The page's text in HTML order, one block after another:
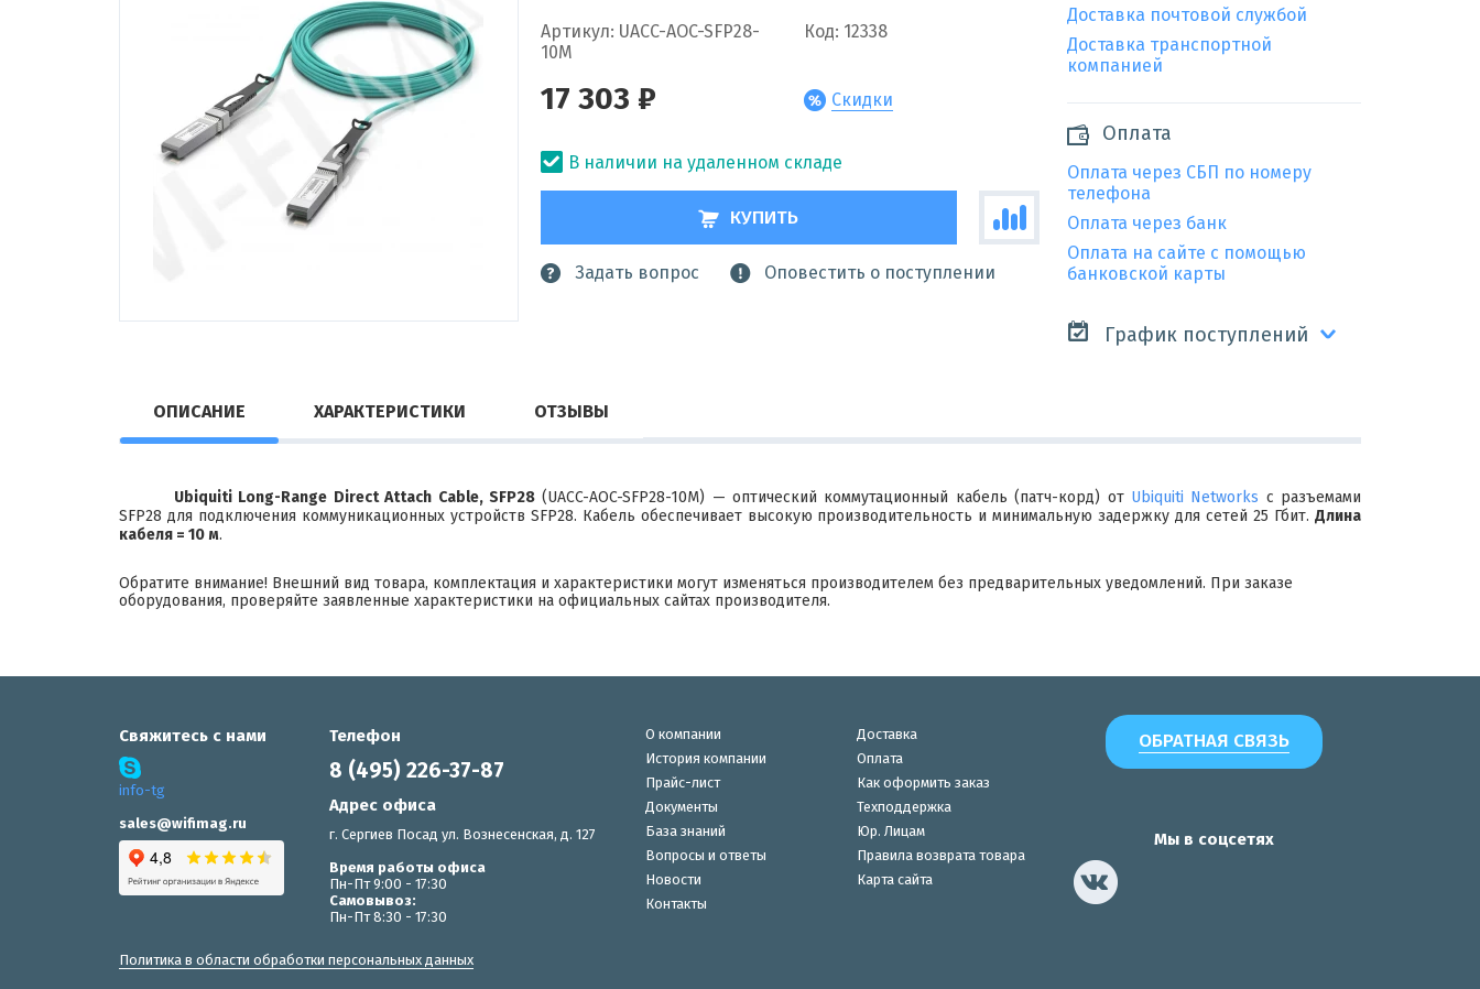
Артикул: UACC-AOC-SFP28-
10M
Код: 12338
17 303 ₽ Скидки
В наличии на удаленном складе
КУПИТЬ
Задать вопрос Оповестить о поступлении
Доставка почтовой службой
Доставка транспортной
компанией
Оплата
Оплата через СБП по номеру
телефона
Оплата через банк
Оплата на сайте с помощью
банковской карты
График поступлений
ОПИСАНИЕ ХАРАКТЕРИСТИКИ ОТЗЫВЫ
Ubiquiti Long-Range Direct Attach Cable, SFP28(UACC-AOC-SFP28-10M) — оптический коммутационный кабель (патч-корд) от Ubiquiti Networks с разъемами
SFP28 для подключения коммуникационных устройств SFP28. Кабель обеспечивает высокую производительность и минимальную задержку для сетей 25 Гбит. Длина
кабеля = 10 м.
Обратите внимание! Внешний вид товара, комплектация и характеристики могут изменяться производителем без предварительных уведомлений. При заказе
оборудования, проверяйте заявленные характеристики на официальных сайтах производителя.
Свяжитесь с нами
info-tg
sales@wifimag.ru
Телефон
8 (495) 226-37-87
Адрес офиса
г. Сергиев Посад ул. Вознесенская, д. 127
Время работы офиса
Пн-Пт 9:00 - 17:30
Самовывоз:
Пн-Пт 8:30 - 17:30
О компании
История компании
Прайс-лист
Документы
База знаний
Вопросы и ответы
Новости
Контакты
Доставка
Оплата
Как оформить заказ
Техподдержка
Юр. Лицам
Правила возврата товара
Карта сайта
ОБРАТНАЯ СВЯЗЬ
Мы в соцсетях
Политика в области обработки персональных данных